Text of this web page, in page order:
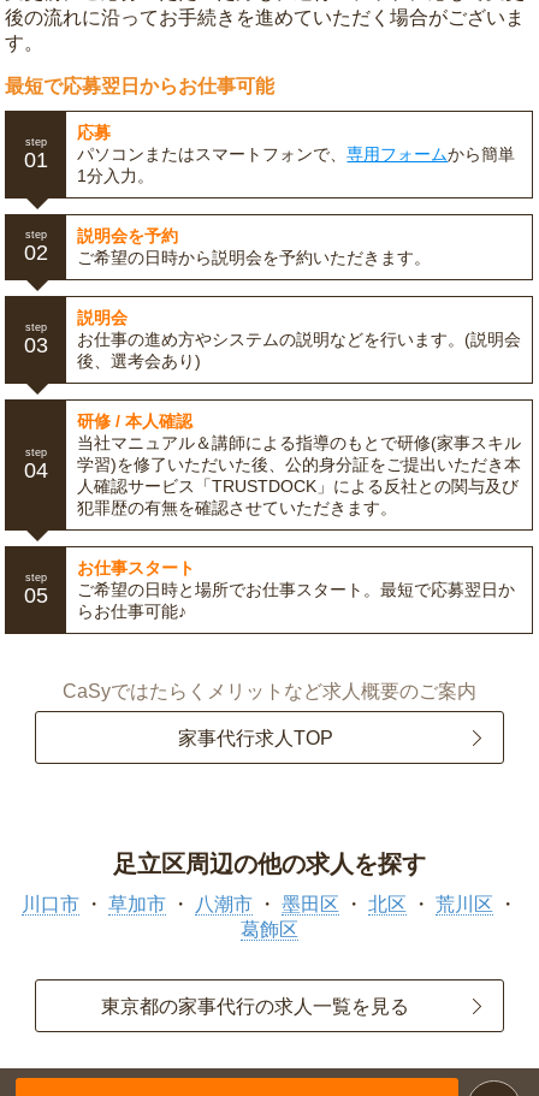
後の流れに沿ってお手続きを進めていただく場合がございま
す。
最短で応募翌日からお仕事可能
step
01
応募
パソコンまたはスマートフォンで、専用フォームから簡単
1分入力。
step
02
説明会を予約
ご希望の日時から説明会を予約いただきます。
step
03
説明会
お仕事の進め方やシステムの説明などを行います。(説明会
後、選考会あり)
step
04
研修 / 本人確認
当社マニュアル＆講師による指導のもとで研修(家事スキル
学習)を修了いただいた後、公的身分証をご提出いただき本
人確認サービス「TRUSTDOCK」による反社との関与及び
犯罪歴の有無を確認させていただきます。
step
05
お仕事スタート
ご希望の日時と場所でお仕事スタート。最短で応募翌日か
らお仕事可能♪
CaSyではたらくメリットなど求人概要のご案内
家事代行求人TOP
足立区周辺の他の求人を探す
川口市 草加市 八潮市 墨田区 北区
荒川区
葛飾区
東京都の家事代行の求人一覧を見る